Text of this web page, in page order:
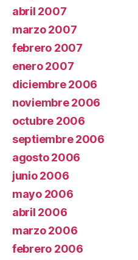
abril 2007
marzo 2007
febrero 2007
enero 2007
diciembre 2006
noviembre 2006
octubre 2006
septiembre 2006
agosto 2006
junio 2006
mayo 2006
abril 2006
marzo 2006
febrero 2006